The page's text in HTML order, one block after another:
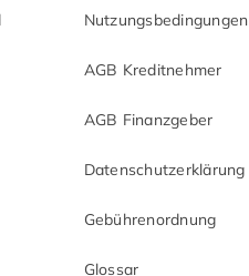
Nutzungsbedingungen
AGB Kreditnehmer
AGB Finanzgeber
Datenschutzerklärung
Gebührenordnung
Glossar